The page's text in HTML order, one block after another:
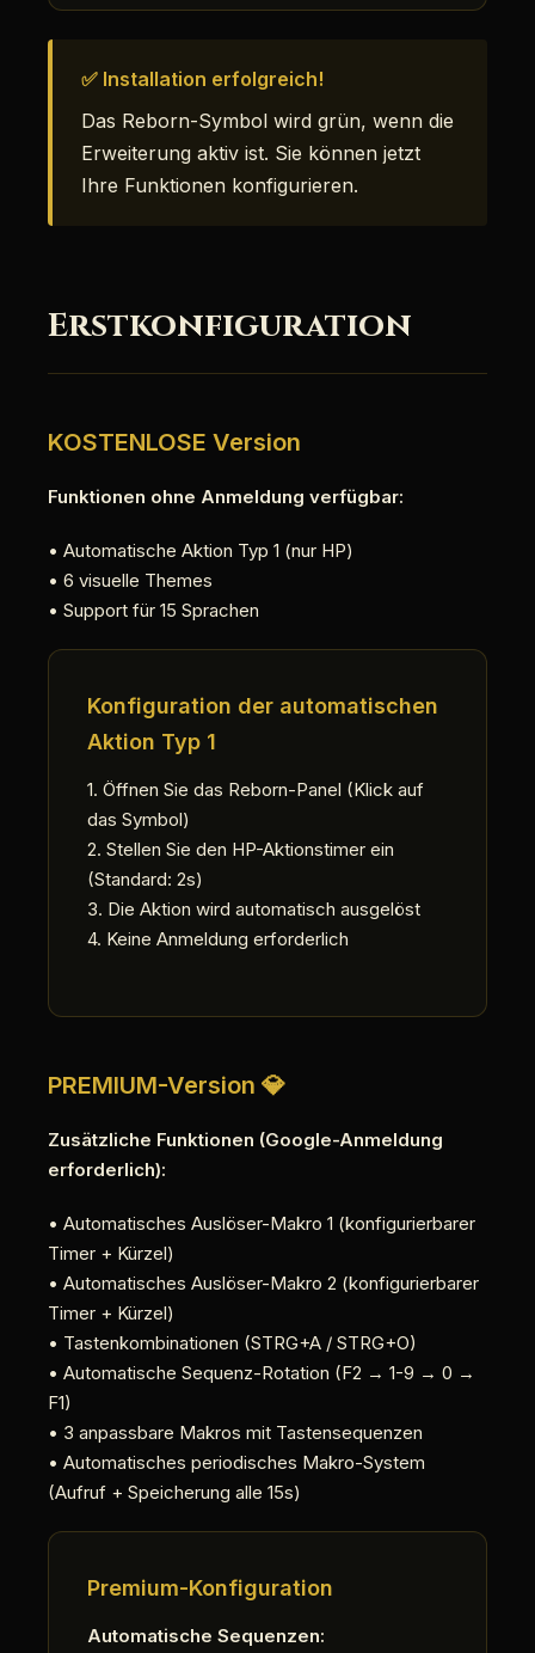
✅ Installation erfolgreich!
Das Reborn-Symbol wird grün, wenn die
Erweiterung aktiv ist. Sie können jetzt
Ihre Funktionen konfigurieren.
Erstkonfiguration
KOSTENLOSE Version
Funktionen ohne Anmeldung verfügbar:
• Automatische Aktion Typ 1 (nur HP)
• 6 visuelle Themes
• Support für 15 Sprachen
Konfiguration der automatischen
Aktion Typ 1
1. Öffnen Sie das Reborn-Panel (Klick auf
das Symbol)
2. Stellen Sie den HP-Aktionstimer ein
(Standard: 2s)
3. Die Aktion wird automatisch ausgelöst
4. Keine Anmeldung erforderlich
PREMIUM-Version 💎
Zusätzliche Funktionen (Google-Anmeldung
erforderlich):
• Automatisches Auslöser-Makro 1 (konfigurierbarer
Timer + Kürzel)
• Automatisches Auslöser-Makro 2 (konfigurierbarer
Timer + Kürzel)
• Tastenkombinationen (STRG+A / STRG+O)
• Automatische Sequenz-Rotation (F2 → 1-9 → 0 →
F1)
• 3 anpassbare Makros mit Tastensequenzen
• Automatisches periodisches Makro-System
(Aufruf + Speicherung alle 15s)
Premium-Konfiguration
Automatische Sequenzen: